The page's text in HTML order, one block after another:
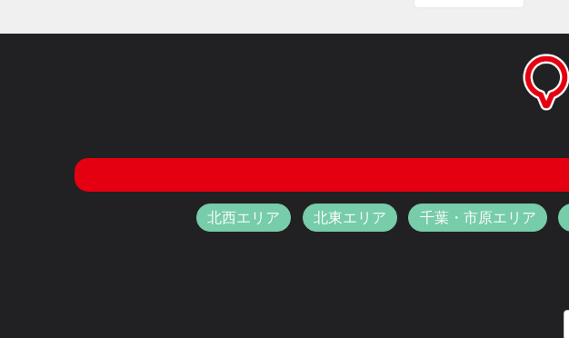
北西エリア 北東エリア 千葉・市原エリア